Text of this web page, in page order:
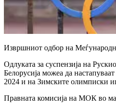
Извршниот одбор на
Одлуката за суспензија на
Белорусија можеа да
2024 и на Зимските олимписки
Правната комисија на МОК во мај